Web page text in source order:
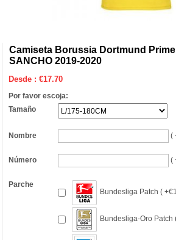
Camiseta Borussia Dortmund
SANCHO 2019-2020
Desde :€17.70
Por favor escoja:
Tamaño
Nombre (
Número (
Parche
Bundesliga Patch (
Bundesliga-Oro Patch